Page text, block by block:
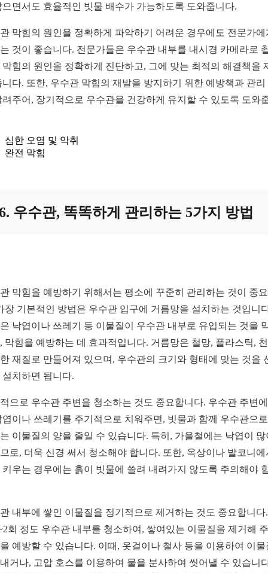
으면서도 효율적인 빗물 배수가 가능하도록 도와줍니다.
막힘의 원인을 정확하게 파악하기 어려운 경우에도 전문가에
것이 좋습니다. 전문가들은 우수관 내부를 내시경 카메라로
막힘의 원인을 정확하게 진단하고, 그에 맞는 최적의 해결책을
니다. 또한, 우수관 막힘의 재발을 방지하기 위한 예방책과 관리
려주어, 장기적으로 우수관을 건강하게 유지할 수 있도록 도와
심한 오염 및 악취
완전 막힘
우수관, 똑똑하게 관리하는 5가지 방법
막힘을 예방하기 위해서는 평소에 꾸준히 관리하는 것이 중
장 기본적인 방법은 우수관 입구에 거름망을 설치하는 것입니
낙엽이나 쓰레기 등 이물질이 우수관 내부로 유입되는 것을
막힘을 예방하는 데 효과적입니다. 거름망은 철망, 플라스틱,
재질로 만들어져 있으며, 우수관의 크기와 형태에 맞는 것을
설치하면 됩니다.
으로 우수관 주변을 청소하는 것도 중요합니다. 우수관 주변
엽이나 쓰레기를 주기적으로 치워주면, 빗물과 함께 우수관으
이물질의 양을 줄일 수 있습니다. 특히, 가을철에는 낙엽이 많
로, 더욱 신경 써서 청소해야 합니다. 또한, 옥상이나 발코니에
키우는 경우에는 흙이 빗물에 쓸려 내려가지 않도록 주의해야
내부에 쌓인 이물질을 정기적으로 제거하는 것도 중요합니다
회 정도 우수관 내부를 청소하여, 쌓여있는 이물질을 제거해
예방할 수 있습니다. 이때, 옷걸이나 철사 등을 이용하여 이물
거나, 고압 호스를 이용하여 물을 분사하여 씻어낼 수 있습니